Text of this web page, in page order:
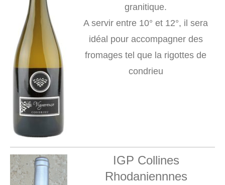
granitique.
A servir entre 10° et 12°, il sera
idéal pour accompagner des
fromages tel que la rigottes de
condrieu
IGP Collines
Rhodaniennnes